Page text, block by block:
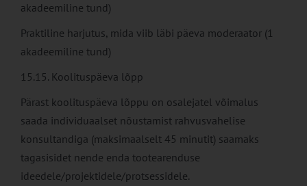
akadeemiline tund)
Praktiline harjutus, mida viib läbi päeva moderaator (1
akadeemiline tund)
15.15. Koolituspäeva lõpp
Pärast koolituspäeva lõppu on osalejatel võimalus
saada individuaalset nõustamist rahvusvahelise
konsultandiga (maksimaalselt 45 minutit) saamaks
tagasisidet nende enda tootearenduse
ideedele/projektidele/protsessidele.